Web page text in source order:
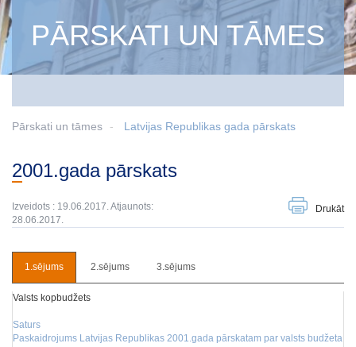
PĀRSKATI UN TĀMES
Pārskati un tāmes Latvijas Republikas gada pārskats
2001.gada pārskats
Izveidots : 19.06.2017. Atjaunots:
28.06.2017.
Drukāt
1.sējums 2.sējums 3.sējums
Valsts kopbudžets
Saturs
Paskaidrojums Latvijas Republikas 2001.gada pārskatam par valsts budžeta